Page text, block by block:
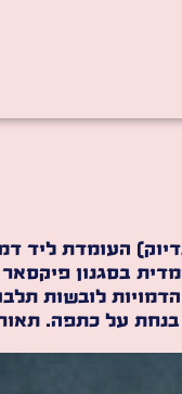
העומדת
בסגנון
הדמויות לובשות
על כתפה.